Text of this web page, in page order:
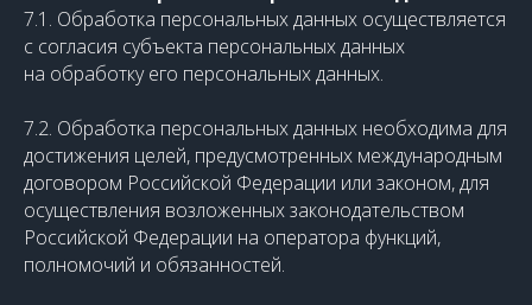
7.1. Обработка персональных данных осуществляется
с согласия субъекта персональных данных
на обработку его персональных данных.
7.2. Обработка персональных данных необходима для
достижения целей, предусмотренных международным
договором Российской Федерации или законом, для
осуществления возложенных законодательством
Российской Федерации на оператора функций,
полномочий и обязанностей.